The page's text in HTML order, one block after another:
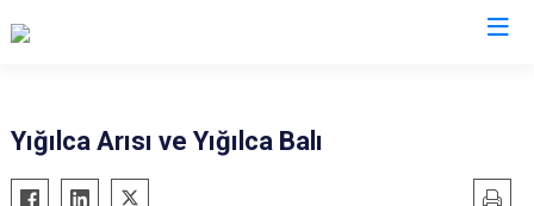
Cumayeri
Yığılca Arısı ve Yığılca Balı